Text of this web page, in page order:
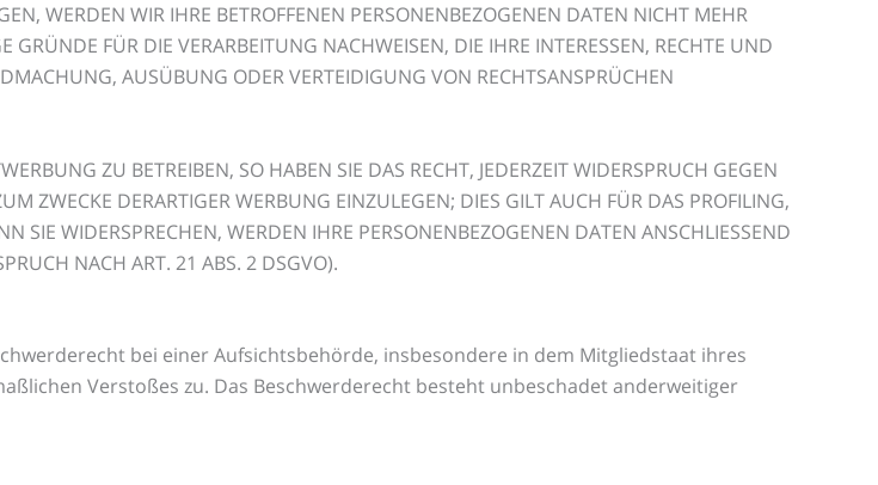
WERDEN WIR IHRE BETROFFENEN PERSONENBEZOGENEN DATEN NICHT MEHR
FÜR DIE VERARBEITUNG NACHWEISEN, DIE IHRE INTERESSEN, RECHTE UND
AUSÜBUNG ODER VERTEIDIGUNG VON RECHTSANSPRÜCHEN
ZU BETREIBEN, SO HABEN SIE DAS RECHT, JEDERZEIT WIDERSPRUCH GEGEN
ZWECKE DERARTIGER WERBUNG EINZULEGEN; DIES GILT AUCH FÜR DAS PROFILING,
SIE WIDERSPRECHEN, WERDEN IHRE PERSONENBEZOGENEN DATEN ANSCHLIESSEND
NACH ART. 21 ABS. 2 DSGVO).
bei einer Aufsichtsbehörde, insbesondere in dem Mitgliedstaat ihres
Verstoßes zu. Das Beschwerderecht besteht unbeschadet anderweitiger